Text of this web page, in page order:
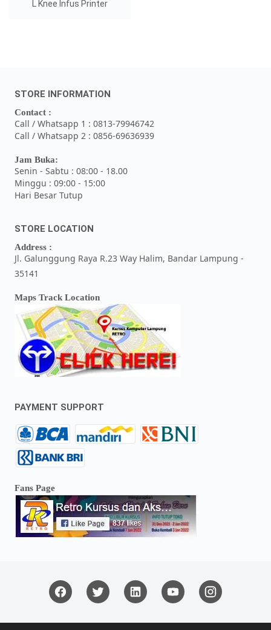
L Knee Infus Printer
STORE INFORMATION
Contact :
Call / Whatsapp 1 : 0813-79946742
Call / Whatsapp 2 : 0856-69636939
Jam Buka:
Senin - Sabtu : 08:00 - 18.00
Minggu : 09:00 - 15:00
Hari Besar Tutup
STORE LOCATION
Address :
Jl. Galunggung Raya R.23 Way Halim, Bandar Lampung -
35141
Maps Track Location
PAYMENT SUPPORT
Fans Page